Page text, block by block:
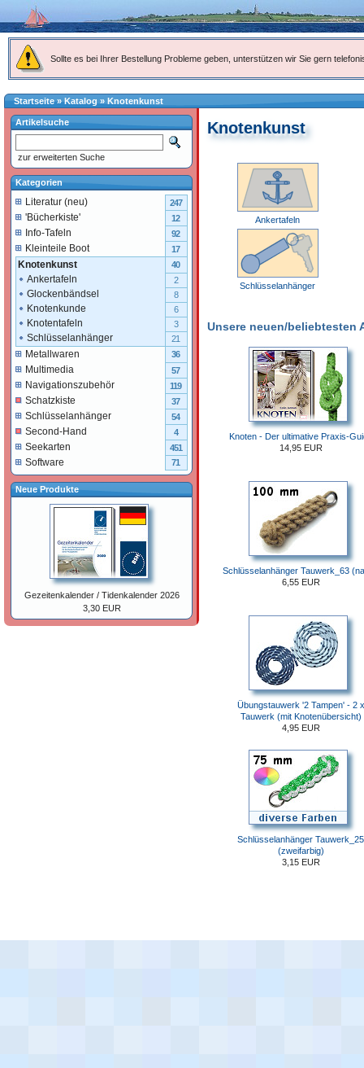
Sollte es bei Ihrer Bestellung Probleme geben, unterstützen wir Sie gern
Startseite»Katalog » Knotenkunst
Knotenkunst
Ankertafeln
Schlüsselanhänger
Unsere neuen/beliebtesten
Knoten - Der ultimative Praxis-
14,95 EUR
Schlüsselanhänger Tauwerk_63
6,55 EUR
Übungstauwerk '2 Tampen' - 2 x
Tauwerk (mit Knotenübersicht)
4,95 EUR
Schlüsselanhänger Tauwerk_25
(zweifarbig)
3,15 EUR
Artikelsuche
zur erweiterten Suche
Kategorien
Literatur (neu) 247
'Bücherkiste' 12
Info-Tafeln 92
Kleinteile Boot 17
Knotenkunst 40
Ankertafeln 2
Glockenbändsel 8
Knotenkunde 6
Knotentafeln 3
Schlüsselanhänger 21
Metallwaren 36
Multimedia 57
Navigationszubehör 119
Schatzkiste 37
Schlüsselanhänger 54
Second-Hand 4
Seekarten 451
Software 71
Neue Produkte
Gezeitenkalender / Tidenkalender 2026
3,30 EUR